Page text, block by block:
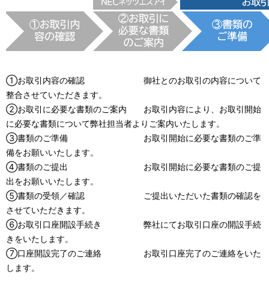
①お取引内容の確認 御社とのお取引の内容について
整合させていただきます。
②お取引に必要な書類のご案内 お取引内容により、お取引開始
に必要な書類について弊社担当者よりご案内いたします。
③書類のご準備 お取引開始に必要な書類のご準
備をお願いいたします。
④書類のご提出 お取引開始に必要な書類のご提
出をお願いいたします。
⑤書類の受領／確認 ご提出いただいた書類の確認を
させていただきます。
⑥お取引口座開設手続き 弊社にてお取引口座の開設手続
きをいたします。
⑦口座開設完了のご連絡 お取引口座完了のご連絡をいた
します。